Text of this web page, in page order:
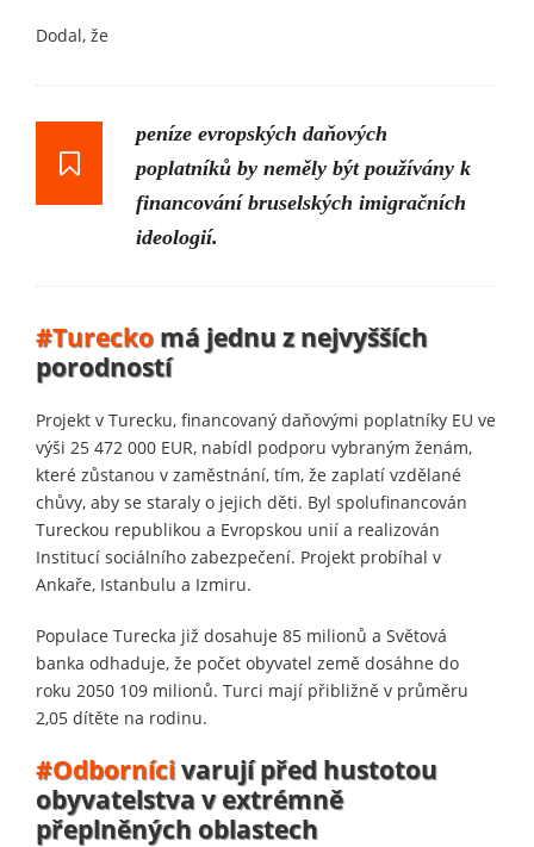
Dodal, že
peníze evropských daňových
poplatníků by neměly být používány k
financování bruselských imigračních
ideologií.
#Turecko má jednu z nejvyšších
porodností
Projekt v Turecku, financovaný daňovými poplatníky EU ve
výši 25 472 000 EUR, nabídl podporu vybraným ženám,
které zůstanou v zaměstnání, tím, že zaplatí vzdělané
chůvy, aby se staraly o jejich děti. Byl spolufinancován
Tureckou republikou a Evropskou unií a realizován
Institucí sociálního zabezpečení. Projekt probíhal v
Ankaře, Istanbulu a Izmiru.
Populace Turecka již dosahuje 85 milionů a Světová
banka odhaduje, že počet obyvatel země dosáhne do
roku 2050 109 milionů. Turci mají přibližně v průměru
2,05 dítěte na rodinu.
#Odbornícivarují před hustotou
obyvatelstva v extrémně
přeplněných oblastech